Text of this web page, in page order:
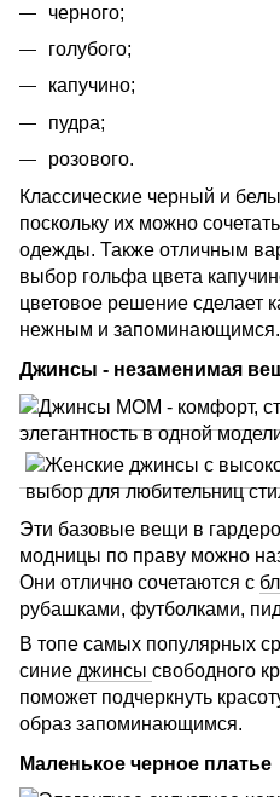
черного;
голубого;
капучино;
пудра;
розового.
Классические черный и
поскольку их можно
одежды. Также отличным
выбор гольфа цвета
цветовое решение сделает
нежным и запоминающимся.
Джинсы - незаменимая
Эти базовые вещи в
модницы по праву можно
Они отлично сочетаются с
рубашками, футболками,
В топе самых популярных
синие джинсы свободного
поможет подчеркнуть
образ запоминающимся.
Маленькое черное платье